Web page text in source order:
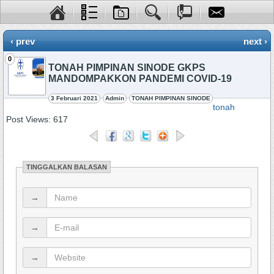
‹ prev next ›
0
TONAH PIMPINAN SINODE GKPS
MANDOMPAKKON PANDEMI COVID-19
3 Februari 2021 Admin TONAH PIMPINAN SINODE
tonah
Post Views: 617
TINGGALKAN BALASAN
→
→
→